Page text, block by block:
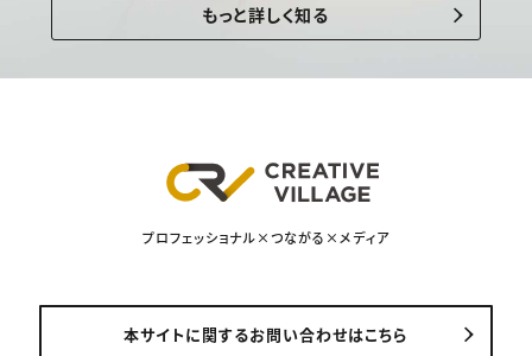
もっと詳しく知る
プロフェッショナル×つながる×メディア
本サイトに関するお問い合わせはこちら